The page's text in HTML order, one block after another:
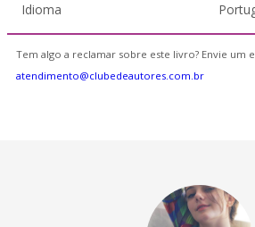
Idioma
Tem algo a reclamar sobre este livro? Envie um
atendimento@clubedeautores.com.br